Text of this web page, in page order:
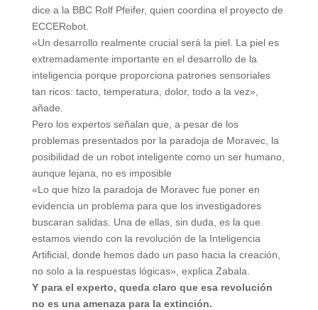
dice a la BBC Rolf Pfeifer, quien coordina el proyecto de
ECCERobot.
«Un desarrollo realmente crucial será la piel. La piel es
extremadamente importante en el desarrollo de la
inteligencia porque proporciona patrones sensoriales
tan ricos: tacto, temperatura, dolor, todo a la vez»,
añade.
Pero los expertos señalan que, a pesar de los
problemas presentados por la paradoja de Moravec, la
posibilidad de un robot inteligente como un ser humano,
aunque lejana, no es imposible
«Lo que hizo la paradoja de Moravec fue poner en
evidencia un problema para que los investigadores
buscaran salidas. Una de ellas, sin duda, es la que
estamos viendo con la revolución de la Inteligencia
Artificial, donde hemos dado un paso hacia la creación,
no solo a la respuestas lógicas», explica Zabala.
Y para el experto, queda claro que esa revolución
no es una amenaza para la extinción.